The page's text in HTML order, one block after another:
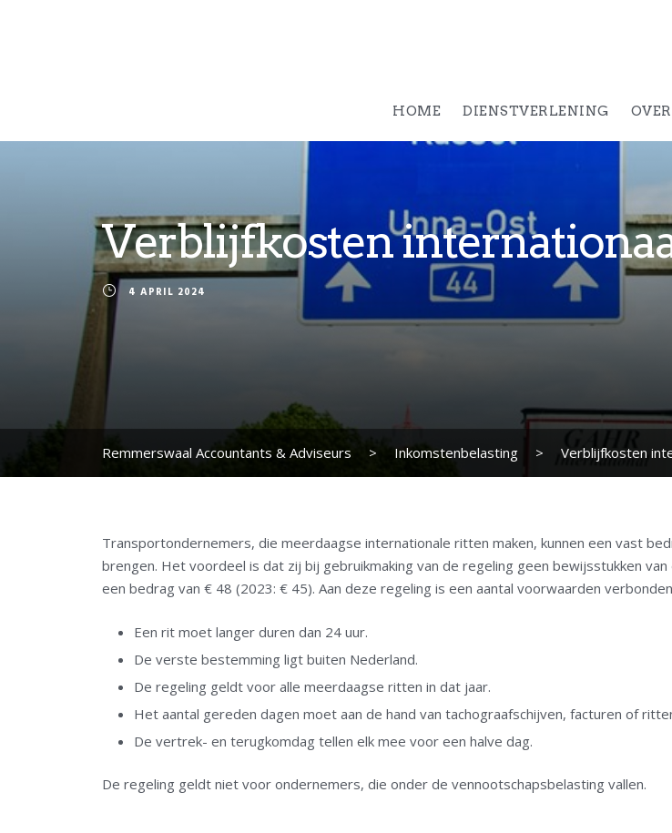
HOME DIENSTVERLENING
Verblijfkosten
4 APRIL 2024
Remmerswaal Accountants & Adviseurs > Inkomstenbelasting > Verblijfkosten
Transportondernemers, die meerdaagse internationale ritten maken, kunnen een vast
brengen. Het voordeel is dat zij bij gebruikmaking van de regeling geen bewijsstukken
een bedrag van € 48 (2023: € 45). Aan deze regeling is een aantal voorwaarden
Een rit moet langer duren dan 24 uur.
De verste bestemming ligt buiten Nederland.
De regeling geldt voor alle meerdaagse ritten in dat jaar.
Het aantal gereden dagen moet aan de hand van tachograafschijven, facturen of
De vertrek- en terugkomdag tellen elk mee voor een halve dag.
De regeling geldt niet voor ondernemers, die onder de vennootschapsbelasting vallen.